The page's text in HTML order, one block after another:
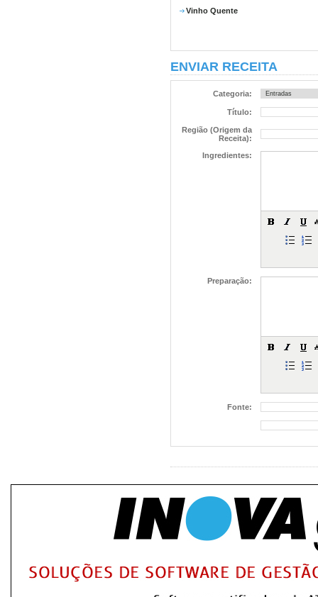
Vinho Quente
ENVIAR RECEITA
Categoria:
Título:
Região (Origem da
Receita):
Ingredientes:
Preparação:
Fonte: